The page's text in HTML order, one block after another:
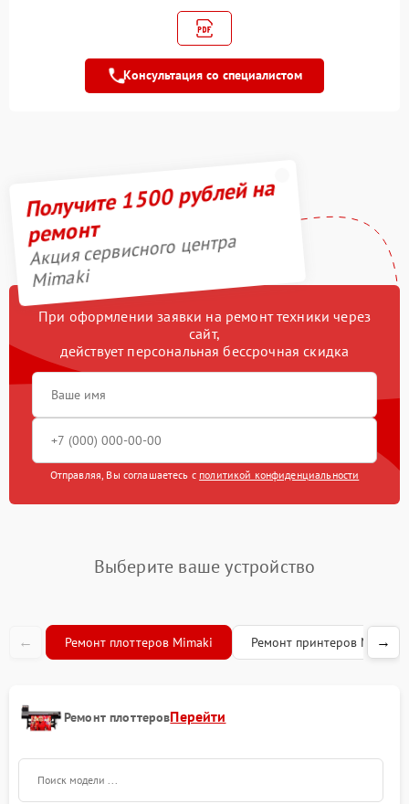
Прошивка (Обновление
2900 рублей
Консультация со специалистом
Получите 1500 рублей на
ремонт
Акция сервисного центра
Mimaki
При оформлении заявки на ремонт техники через
сайт,
действует персональная бессрочная скидка
Отправляя, Вы соглашаетесь с политикой конфиденциальности
Выберите ваше устройство
← Ремонт плоттеров Mimaki Ремонт принтеров Mimaki
→
Ремонт плоттеровПерейти